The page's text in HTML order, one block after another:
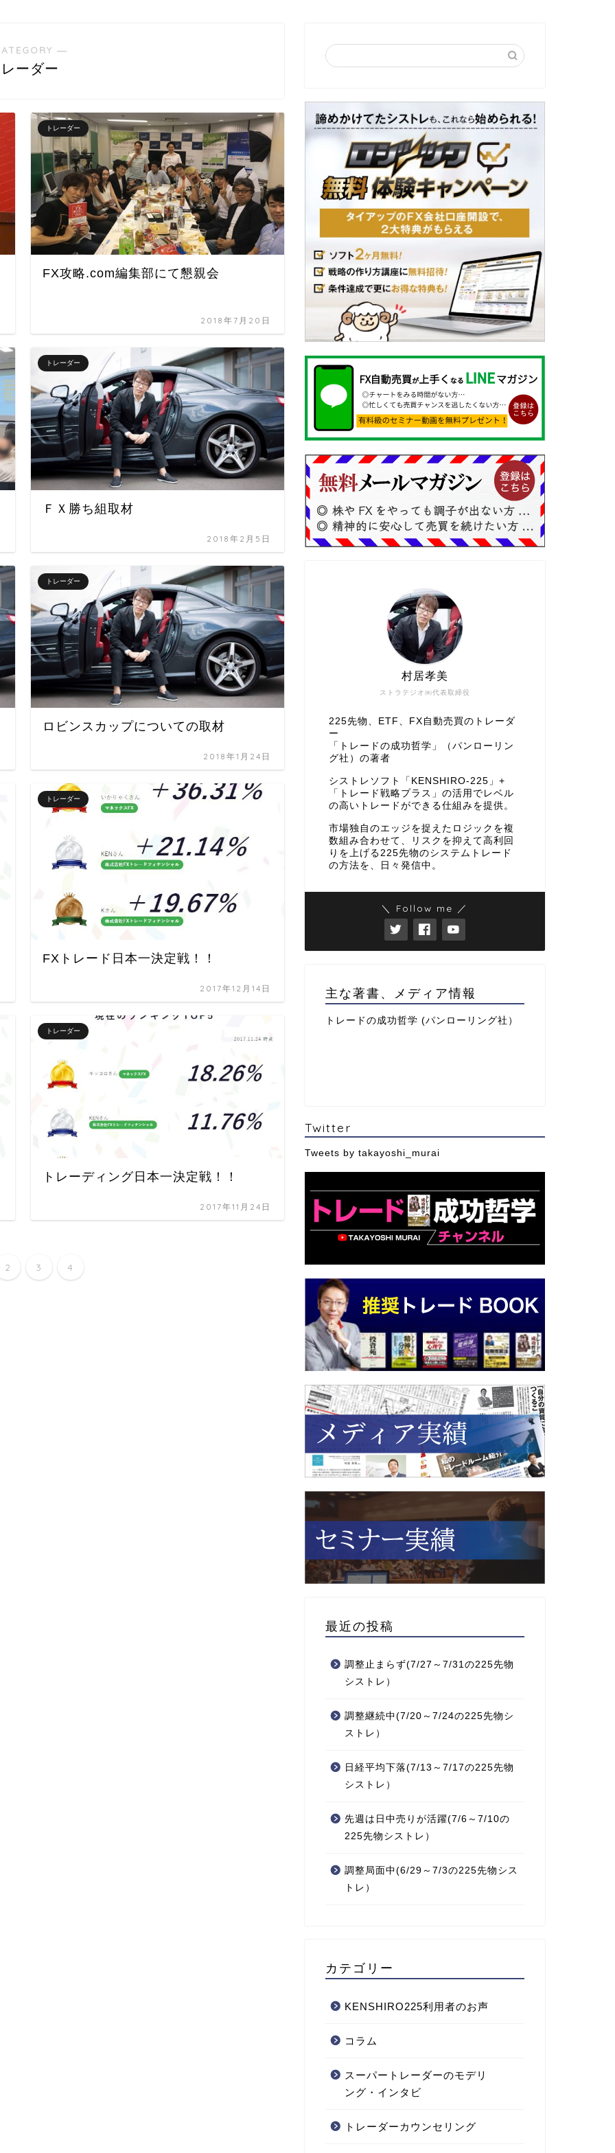
―
ーダー
トレーダー
FX攻略.com編集部にて懇親会
2018年7月20日
トレーダー
ＦＸ勝ち組取材
2018年2月5日
トレーダー
ロビンスカップについての取材
2018年1月24日
トレーダー
FXトレード日本一決定戦！！
2017年12月14日
トレーダー
トレーディング日本一決定戦！！
2017年11月24日
2 3 4
ストラテジオ㈱代表取締役
村居孝美
225先物、ETF、FX自動売買のトレーダ
ー
「トレードの成功哲学」（パンローリン
グ社）の著者
シストレソフト「KENSHIRO-225」+
「トレード戦略プラス」の活用でレベル
の高いトレードができる仕組みを提供。
市場独自のエッジを捉えたロジックを複
数組み合わせて、リスクを抑えて高利回
りを上げる225先物のシステムトレード
の方法を、日々発信中。
＼ Follow me ／
主な著書、メディア情報
トレードの成功哲学 (パンローリング社）
Twitter
Tweets by takayoshi_murai
最近の投稿
調整止まらず(7/27～7/31の225先物
シストレ）
調整継続中(7/20～7/24の225先物シ
ストレ）
日経平均下落(7/13～7/17の225先物
シストレ）
先週は日中売りが活躍(7/6～7/10の
225先物シストレ）
調整局面中(6/29～7/3の225先物シス
トレ）
カテゴリー
KENSHIRO225利用者のお声
コラム
スーパートレーダーのモデリ
ング・インタビ
トレーダーカウンセリング